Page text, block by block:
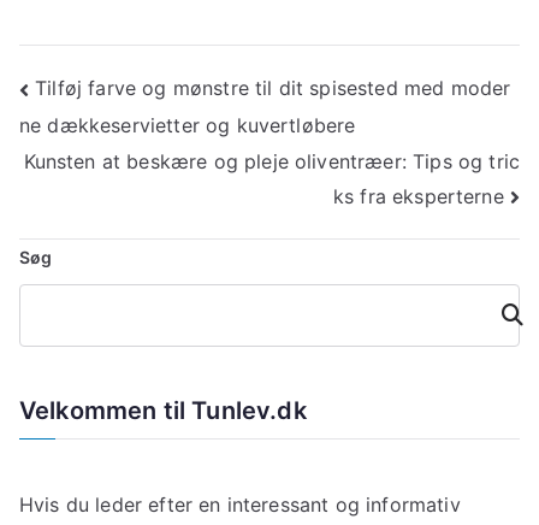
Indlægsnavigation
Tilføj farve og mønstre til dit spisested med moder
ne dækkeservietter og kuvertløbere
Kunsten at beskære og pleje oliventræer: Tips og tric
ks fra eksperterne
Søg
Søg
Velkommen til Tunlev.dk
Hvis du leder efter en interessant og informativ